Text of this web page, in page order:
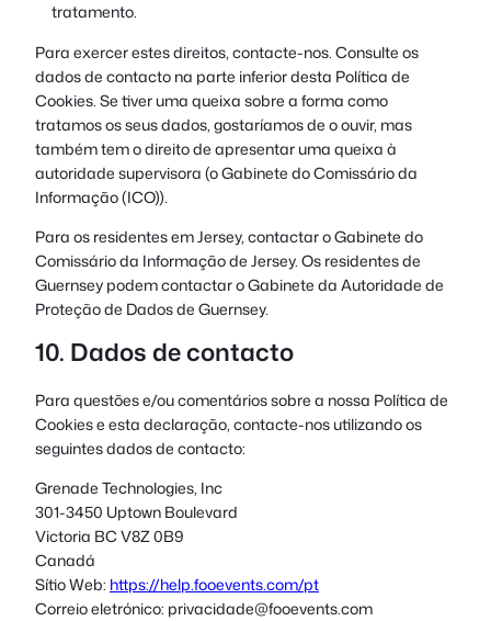
tratamento.
Para exercer estes direitos, contacte-nos. Consulte os
dados de contacto na parte inferior desta Política de
Cookies. Se tiver uma queixa sobre a forma como
tratamos os seus dados, gostaríamos de o ouvir, mas
também tem o direito de apresentar uma queixa à
autoridade supervisora (o Gabinete do Comissário da
Informação (ICO)).
Para os residentes em Jersey, contactar o Gabinete do
Comissário da Informação de Jersey. Os residentes de
Guernsey podem contactar o Gabinete da Autoridade de
Proteção de Dados de Guernsey.
10. Dados de contacto
Para questões e/ou comentários sobre a nossa Política de
Cookies e esta declaração, contacte-nos utilizando os
seguintes dados de contacto:
Grenade Technologies, Inc
301-3450 Uptown Boulevard
Victoria BC V8Z 0B9
Canadá
Sítio Web: https://help.fooevents.com/pt
Correio eletrónico: privacidade@fooevents.com